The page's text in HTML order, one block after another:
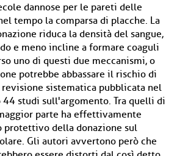
dannose per le pareti delle
tempo la comparsa di placche. La
riduca la densità del sangue,
e meno incline a formare coaguli
uno di questi due meccanismi, o
potrebbe abbassare il rischio di
sistematica pubblicata nel
studi sull'argomento. Tra quelli di
parte ha effettivamente
della donazione sul
Gli autori avvertono però che